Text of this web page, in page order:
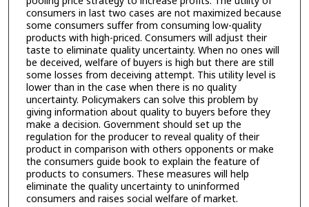
consumers in last two cases are not maximized because
some consumers suffer from consuming low-quality
products with high-priced. Consumers will adjust their
taste to eliminate quality uncertainty. When no ones will
be deceived, welfare of buyers is high but there are still
some losses from deceiving attempt. This utility level is
lower than in the case when there is no quality
uncertainty. Policymakers can solve this problem by
giving information about quality to buyers before they
make a decision. Government should set up the
regulation for the producer to reveal quality of their
product in comparison with others opponents or make
the consumers guide book to explain the feature of
products to consumers. These measures will help
eliminate the quality uncertainty to uninformed
consumers and raises social welfare of market.